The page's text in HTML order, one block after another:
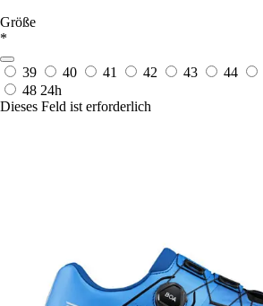
Größe
*
39 40 41 42 43 44
48 24h
Dieses Feld ist erforderlich